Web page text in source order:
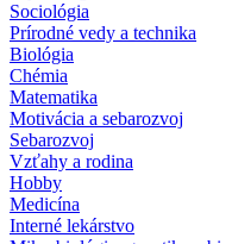
Sociológia
Prírodné vedy a technika
Biológia
Chémia
Matematika
Motivácia a sebarozvoj
Sebarozvoj
Vzťahy a rodina
Hobby
Medicína
Interné lekárstvo